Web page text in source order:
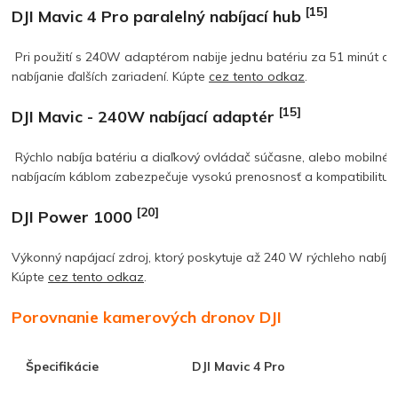
DJI Mavic 4 Pro paralelný nabíjací hub [15]
Pri použití s 240W adaptérom nabije jednu batériu za 51 minút
nabíjanie ďalších zariadení. Kúpte cez tento odkaz.
DJI Mavic - 240W nabíjací adaptér [15]
Rýchlo nabíja batériu a diaľkový ovládač súčasne, alebo
nabíjacím káblom zabezpečuje vysokú prenosnosť a kompatibilitu
DJI Power 1000 [20]
Výkonný napájací zdroj, ktorý poskytuje až 240 W rýchleho
Kúpte cez tento odkaz.
Porovnanie kamerových dronov DJI
Špecifikácie DJI Mavic 4 Pro